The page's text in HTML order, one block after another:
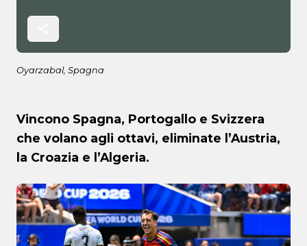
Oyarzabal, Spagna
Vincono Spagna, Portogallo e Svizzera
che volano agli ottavi, eliminate l’Austria,
la Croazia e l’Algeria.